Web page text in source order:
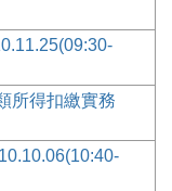
所得扣繳實務